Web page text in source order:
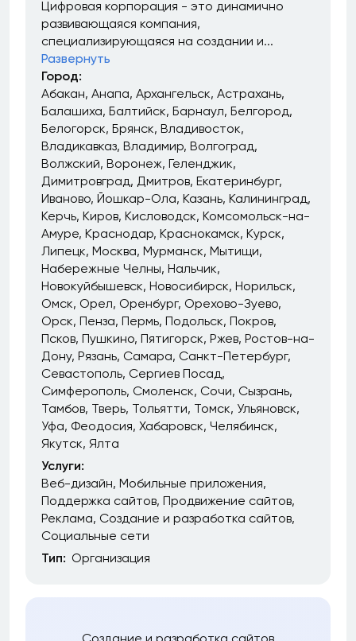
Цифровая корпорация - это динамично
развивающаяся компания,
специализирующаяся на создании и...
Развернуть
Город:
Абакан Анапа Архангельск Астрахань
Балашиха Балтийск Барнаул Белгород
Белогорск Брянск Владивосток
Владикавказ Владимир Волгоград
Волжский Воронеж Геленджик
Димитровград Дмитров Екатеринбург
Иваново Йошкар-Ола Казань Калининград
Керчь Киров Кисловодск Комсомольск-на-
Амуре Краснодар Краснокамск Курск
Липецк Москва Мурманск Мытищи
Набережные Челны Нальчик
Новокуйбышевск Новосибирск Норильск
Омск Орел Оренбург Орехово-Зуево
Орск Пенза Пермь Подольск Покров
Псков Пушкино Пятигорск Ржев Ростов-на-
Дону Рязань Самара Санкт-Петербург
Севастополь Сергиев Посад
Симферополь Смоленск Сочи Сызрань
Тамбов Тверь Тольятти Томск Ульяновск
Уфа Феодосия Хабаровск Челябинск
Якутск Ялта
Услуги:
Веб-дизайн Мобильные приложения
Поддержка сайтов Продвижение сайтов
Реклама Создание и разработка сайтов
Социальные сети
Тип: Организация